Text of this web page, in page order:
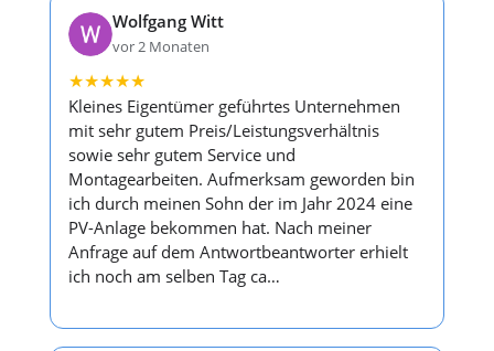
Wolfgang Witt
vor 2 Monaten
★★★★★
Kleines Eigentümer geführtes Unternehmen
mit sehr gutem Preis/Leistungsverhältnis
sowie sehr gutem Service und
Montagearbeiten. Aufmerksam geworden bin
ich durch meinen Sohn der im Jahr 2024 eine
PV-Anlage bekommen hat. Nach meiner
Anfrage auf dem Antwortbeantworter erhielt
ich noch am selben Tag ca…